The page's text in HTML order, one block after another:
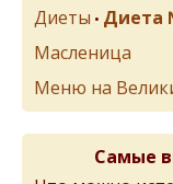
Диеты • Диета
Масленица
Меню на
Самые